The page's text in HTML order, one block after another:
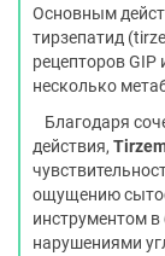
Основным
тирзепатид
рецепторов GIP
несколько
Благодаря
действия,
ощущению
инструментом в
нарушениями